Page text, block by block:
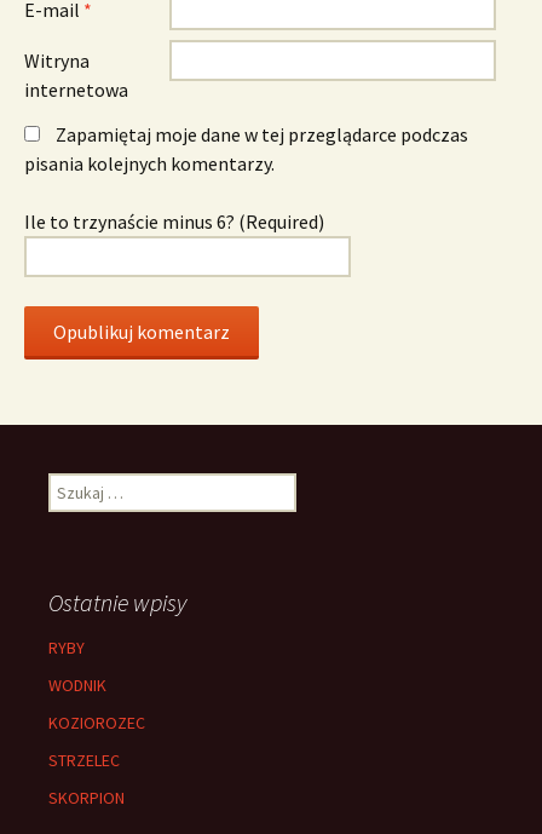
E-mail *
Witryna
internetowa
Zapamiętaj moje dane w tej przeglądarce podczas
pisania kolejnych komentarzy.
Ile to trzynaście minus 6? (Required)
Szukaj:
Ostatnie wpisy
RYBY
WODNIK
KOZIOROZEC
STRZELEC
SKORPION